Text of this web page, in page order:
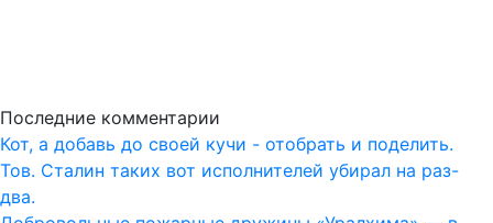
Последние комментарии
Кот, а добавь до своей кучи - отобрать и поделить.
Тов. Сталин таких вот исполнителей убирал на раз-
два.